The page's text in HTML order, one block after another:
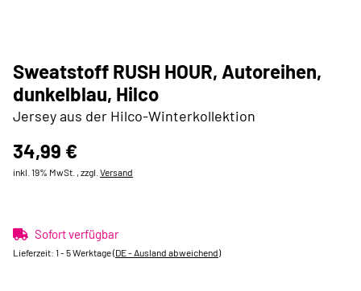
Sweatstoff RUSH HOUR, Autoreihen,
dunkelblau, Hilco
Jersey aus der Hilco-Winterkollektion
34,99 €
inkl. 19% MwSt. , zzgl. Versand
Sofort verfügbar
Lieferzeit: 1 - 5 Werktage(DE - Ausland abweichend)